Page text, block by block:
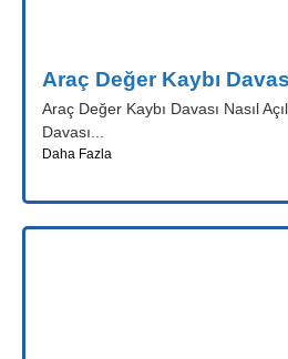
Araç Değer Kaybı
Araç Değer Kaybı Davası Nasıl
Davası...
Daha Fazla